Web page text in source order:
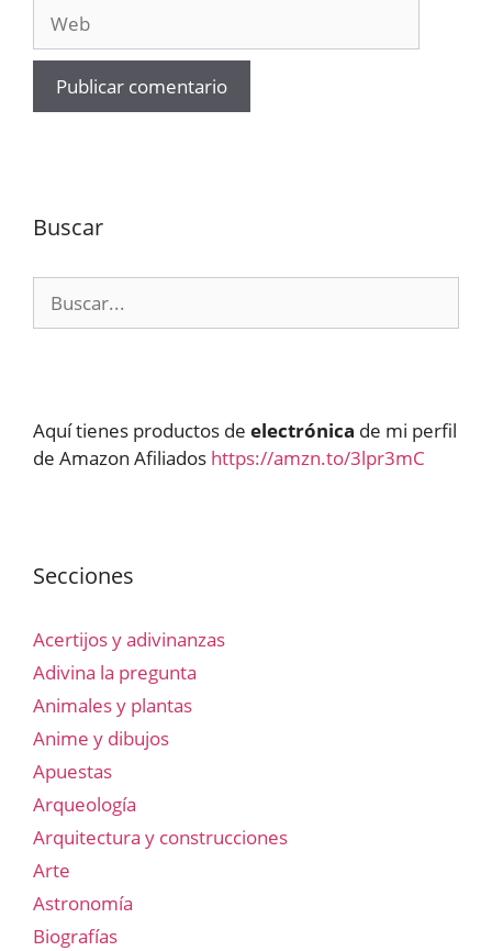
Buscar
Aquí tienes productos de electrónica de mi perfil
de Amazon Afiliados https://amzn.to/3lpr3mC
Secciones
Acertijos y adivinanzas
Adivina la pregunta
Animales y plantas
Anime y dibujos
Apuestas
Arqueología
Arquitectura y construcciones
Arte
Astronomía
Biografías